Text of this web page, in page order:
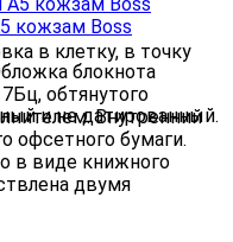
в клетку, в точку
и не датированный.
кожзам Boss
блокнота
обтянутого
Внутренний
офсетного бумаги.
в виде книжного
двумя